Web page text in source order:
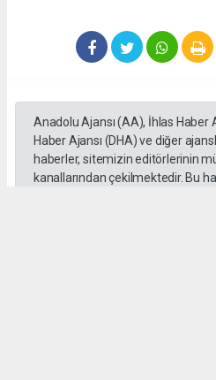
Anadolu Ajansı (AA), İhlas Haber
Haber Ajansı (DHA) ve diğer
haberler, sitemizin editörlerinin
kanallarından çekilmektedir. Bu